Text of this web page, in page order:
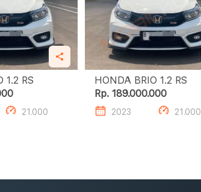
HONDA BRIO 1.2 RS
21.000
HONDA BRIO 1.2 RS
Rp. 189.000.000
2023 21.000